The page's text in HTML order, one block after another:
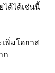
ได้ได้เช่นนี้
พิ่มโอกาส
ก